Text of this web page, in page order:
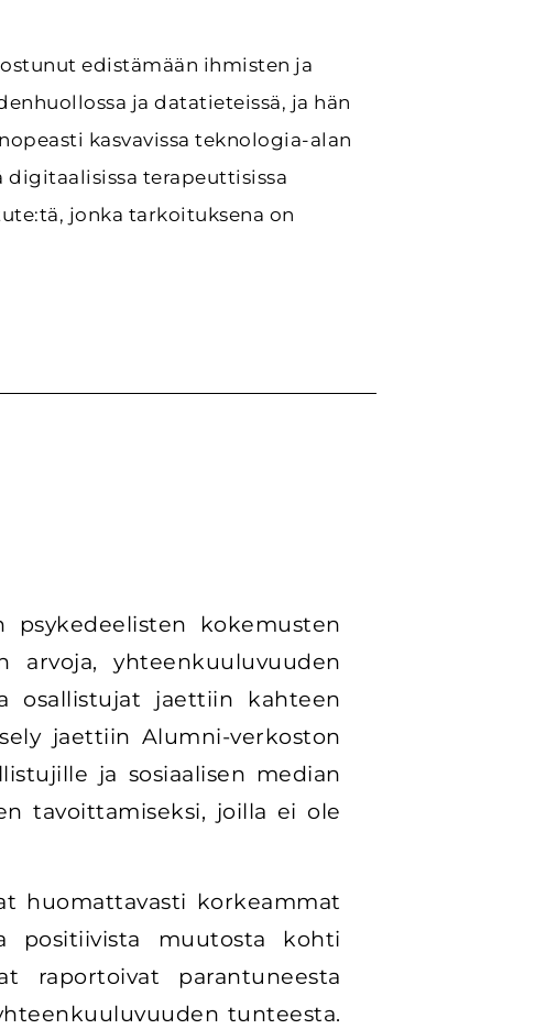
edistämään ihmisten ja
ja datatieteissä, ja hän
kasvavissa teknologia-alan
terapeuttisissa
jonka tarkoituksena on
kokemusten
arvoja, yhteenkuuluvuuden
osallistujat jaettiin kahteen
jaettiin Alumni-verkoston
ja sosiaalisen median
tavoittamiseksi, joilla ei ole
huomattavasti korkeammat
positiivista muutosta kohti
raportoivat parantuneesta
tunteesta.